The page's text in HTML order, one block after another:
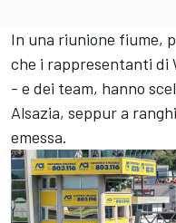
In una riunione fiume,
che i rappresentanti di
- e dei team, hanno
Alsazia, seppur a
emessa.